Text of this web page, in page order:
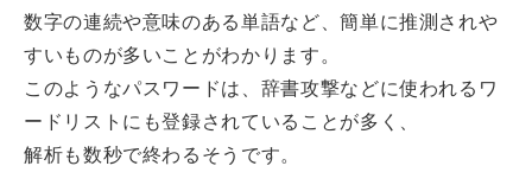
数字の連続や意味のある単語など、簡単に推測されや
すいものが多いことがわかります。
このようなパスワードは、辞書攻撃などに使われるワ
ードリストにも登録されていることが多く、
解析も数秒で終わるそうです。